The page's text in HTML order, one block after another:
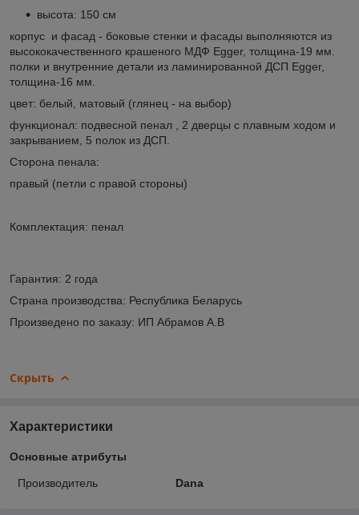
высота: 150 см
корпус и фасад - боковые стенки и фасады выполняются из
высококачественного крашеного МДФ Egger, толщина-19 мм.
полки и внутренние детали из ламинированной ДСП Egger,
толщина-16 мм.
цвет: белый, матовый (глянец - на выбор)
функционал: подвесной пенал , 2 дверцы с плавным ходом и
закрыванием, 5 полок из ДСП.
Сторона пенала:
правый (петли с правой стороны)
Комплектация: пенал
Гарантия: 2 года
Страна производства: Республика Беларусь
Произведено по заказу: ИП Абрамов А.В
Скрыть
Характеристики
Основные атрибуты
Производитель Dana